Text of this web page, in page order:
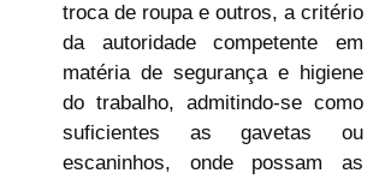
troca de roupa e outros, a critério
da autoridade competente em
matéria de segurança e higiene
do trabalho, admitindo-se como
suficientes as gavetas ou
escaninhos, onde possam as